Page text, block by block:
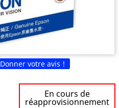
Donner votre avis !
En cours de
réapprovisionnement